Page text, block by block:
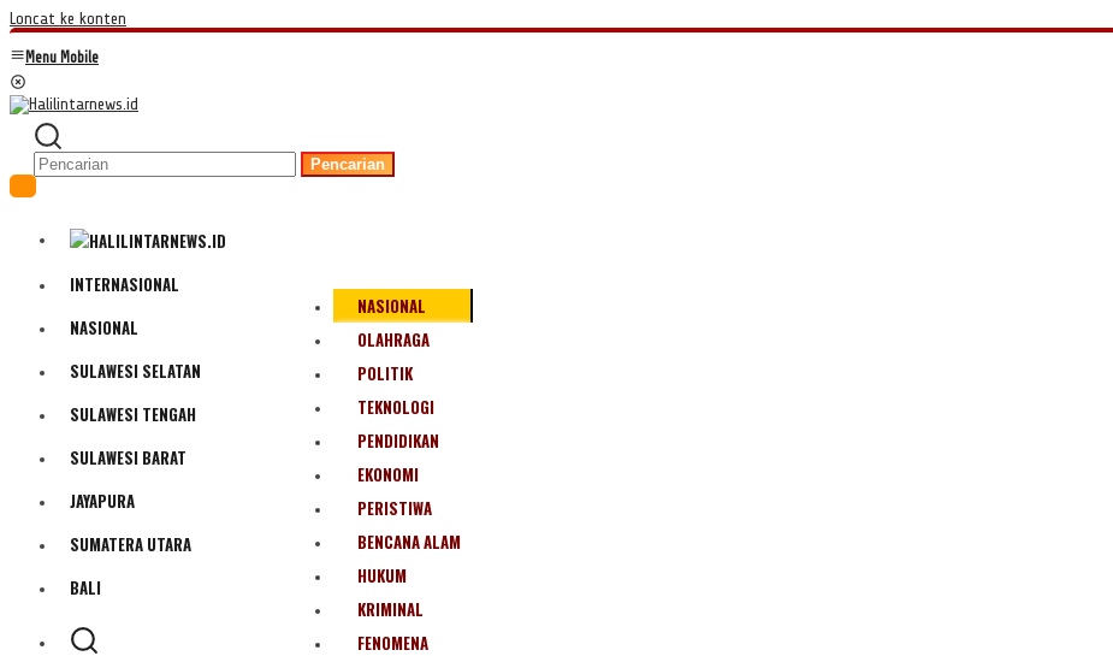
Loncat ke konten
Menu Mobile
Pencarian
INTERNASIONAL
NASIONAL
SULAWESI SELATAN
SULAWESI TENGAH
SULAWESI BARAT
JAYAPURA
SUMATERA UTARA
BALI
NASIONAL
OLAHRAGA
POLITIK
TEKNOLOGI
PENDIDIKAN
EKONOMI
PERISTIWA
BENCANA ALAM
HUKUM
KRIMINAL
FENOMENA